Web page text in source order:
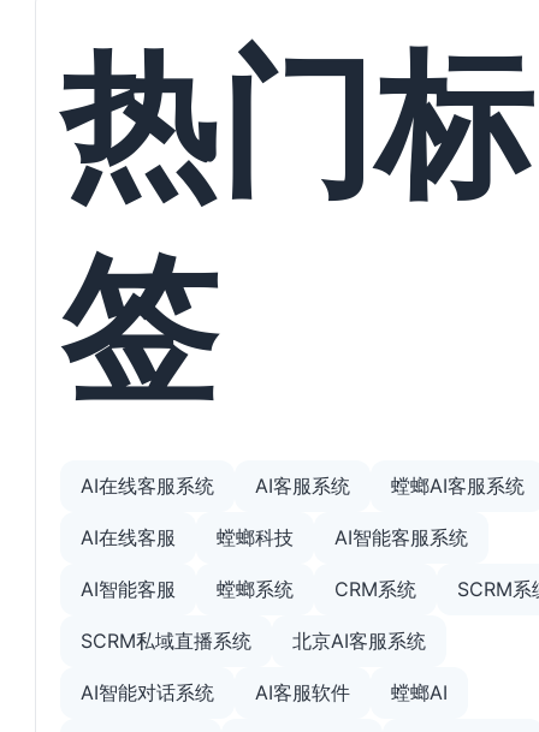
热门标
签
AI在线客服系统 AI客服系统 螳螂AI客服系统
AI在线客服 螳螂科技 AI智能客服系统
AI智能客服 螳螂系统 CRM系统 SCRM系
SCRM私域直播系统 北京AI客服系统
AI智能对话系统 AI客服软件 螳螂AI